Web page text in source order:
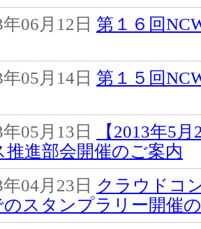
06月12日 第１６回
05月14日 第１５回
05月13日
【2013年5
推進部会開催のご案内
04月23日 クラウドコ
のスタンプラリー開催